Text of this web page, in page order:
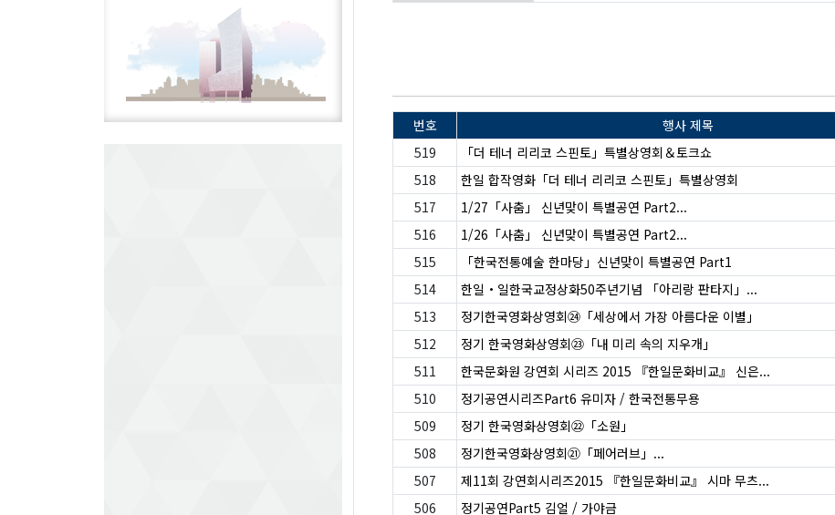
번호 행사 제목
519
「더 테너 리리코 스핀토」특별상영회＆토크쇼
518
한일 합작영화「더 테너 리리코 스핀토」특별상영회
517
1/27「사춤」 신년맞이 특별공연 Part2...
516
1/26「사춤」 신년맞이 특별공연 Part2...
515
「한국전통예술 한마당」신년맞이 특별공연 Part1
514
한일・일한국교정상화50주년기념 「아리랑 판타지」...
513
정기한국영화상영회㉔「세상에서 가장 아름다운 이별」
512
정기 한국영화상영회㉓「내 미리 속의 지우개」
511
한국문화원 강연회 시리즈 2015 『한일문화비교』 신은...
510
정기공연시리즈Part6 유미자 / 한국전통무용
509
정기 한국영화상영회㉒「소원」
508
정기한국영화상영회㉑「페어러브」...
507
제11회 강연회시리즈2015 『한일문화비교』 시마 무츠...
506
정기공연Part5 김얼 / 가야금